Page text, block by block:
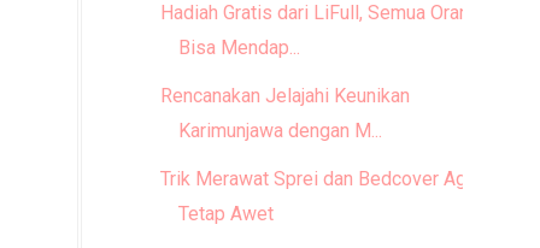
Hadiah Gratis dari LiFull, Semua Orang
Bisa Mendap...
Rencanakan Jelajahi Keunikan
Karimunjawa dengan M...
Trik Merawat Sprei dan Bedcover Agar
Tetap Awet